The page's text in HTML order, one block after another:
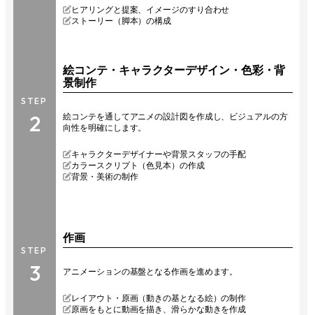
ヒアリングと提案、イメージのすり合わせ
ストーリー（脚本）の構成
STEP
2
絵コンテ・キャラクターデザイン・色彩・背
景制作
絵コンテを通してアニメの設計図を作成し、ビジュアルの方
向性を明確にします。
キャラクターデザイナーや背景スタッフの手配
カラースクリプト（色見本）の作成
背景・美術の制作
STEP
3
作画
アニメーションの基盤となる作画を進めます。
レイアウト・原画（動きの基となる絵）の制作
原画をもとに動画を描き、滑らかな動きを作成